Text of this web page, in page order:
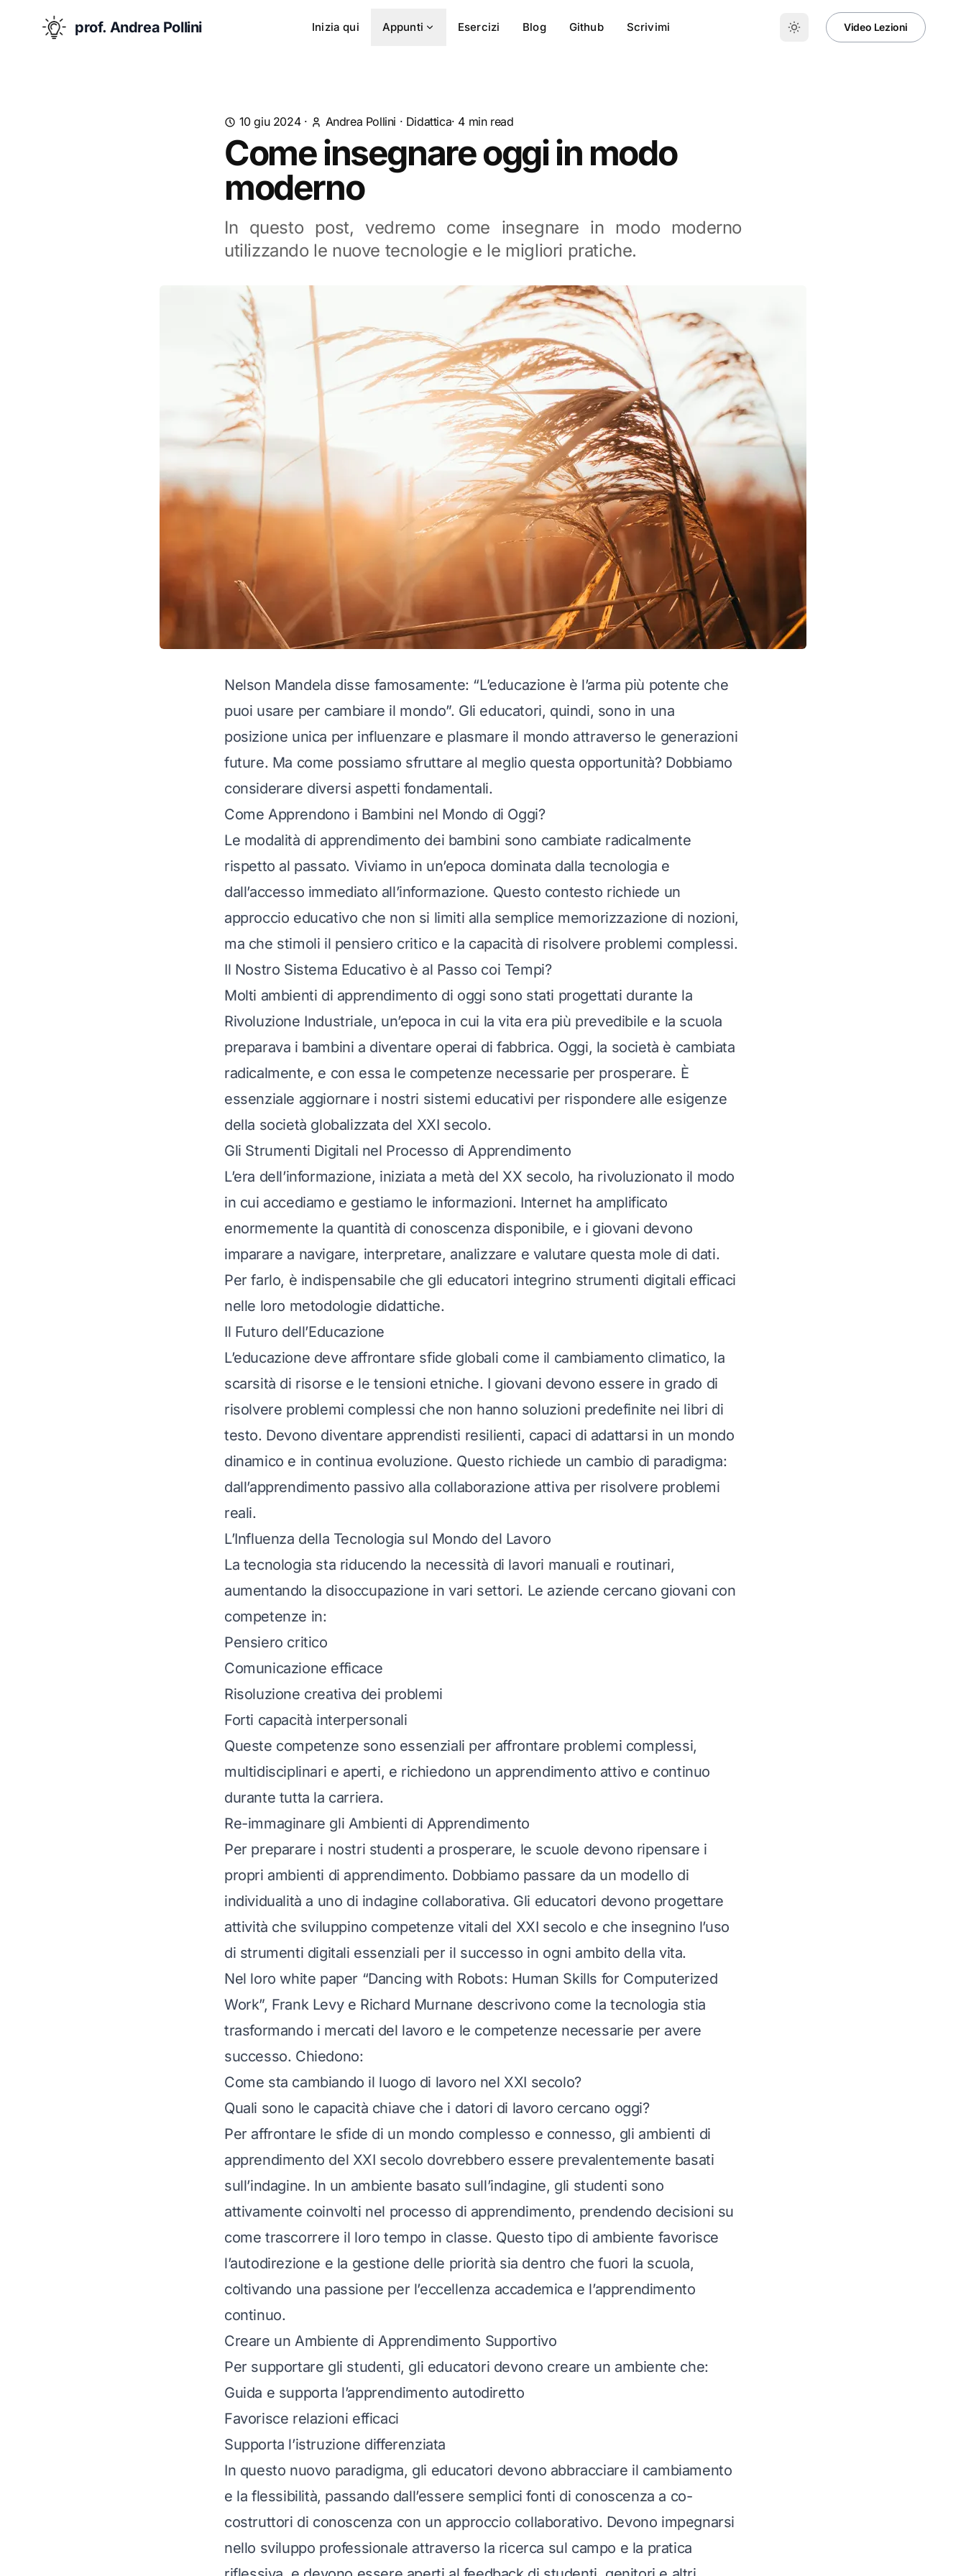
prof. Andrea Pollini Inizia qui Appunti Esercizi Blog Github Scrivimi Video Lezioni
10 giu 2024· Andrea Pollini · Didattica· 4 min read
Come insegnare oggi in modo
moderno
In questo post, vedremo come insegnare in modo moderno
utilizzando le nuove tecnologie e le migliori pratiche.
Nelson Mandela disse famosamente: “L’educazione è l’arma più potente che
puoi usare per cambiare il mondo”. Gli educatori, quindi, sono in una
posizione unica per influenzare e plasmare il mondo attraverso le generazioni
future. Ma come possiamo sfruttare al meglio questa opportunità? Dobbiamo
considerare diversi aspetti fondamentali.
Come Apprendono i Bambini nel Mondo di Oggi?
Le modalità di apprendimento dei bambini sono cambiate radicalmente
rispetto al passato. Viviamo in un’epoca dominata dalla tecnologia e
dall’accesso immediato all’informazione. Questo contesto richiede un
approccio educativo che non si limiti alla semplice memorizzazione di nozioni,
ma che stimoli il pensiero critico e la capacità di risolvere problemi complessi.
Il Nostro Sistema Educativo è al Passo coi Tempi?
Molti ambienti di apprendimento di oggi sono stati progettati durante la
Rivoluzione Industriale, un’epoca in cui la vita era più prevedibile e la scuola
preparava i bambini a diventare operai di fabbrica. Oggi, la società è cambiata
radicalmente, e con essa le competenze necessarie per prosperare. È
essenziale aggiornare i nostri sistemi educativi per rispondere alle esigenze
della società globalizzata del XXI secolo.
Gli Strumenti Digitali nel Processo di Apprendimento
L’era dell’informazione, iniziata a metà del XX secolo, ha rivoluzionato il modo
in cui accediamo e gestiamo le informazioni. Internet ha amplificato
enormemente la quantità di conoscenza disponibile, e i giovani devono
imparare a navigare, interpretare, analizzare e valutare questa mole di dati.
Per farlo, è indispensabile che gli educatori integrino strumenti digitali efficaci
nelle loro metodologie didattiche.
Il Futuro dell’Educazione
L’educazione deve affrontare sfide globali come il cambiamento climatico, la
scarsità di risorse e le tensioni etniche. I giovani devono essere in grado di
risolvere problemi complessi che non hanno soluzioni predefinite nei libri di
testo. Devono diventare apprendisti resilienti, capaci di adattarsi in un mondo
dinamico e in continua evoluzione. Questo richiede un cambio di paradigma:
dall’apprendimento passivo alla collaborazione attiva per risolvere problemi
reali.
L’Influenza della Tecnologia sul Mondo del Lavoro
La tecnologia sta riducendo la necessità di lavori manuali e routinari,
aumentando la disoccupazione in vari settori. Le aziende cercano giovani con
competenze in:
Pensiero critico
Comunicazione efficace
Risoluzione creativa dei problemi
Forti capacità interpersonali
Queste competenze sono essenziali per affrontare problemi complessi,
multidisciplinari e aperti, e richiedono un apprendimento attivo e continuo
durante tutta la carriera.
Re-immaginare gli Ambienti di Apprendimento
Per preparare i nostri studenti a prosperare, le scuole devono ripensare i
propri ambienti di apprendimento. Dobbiamo passare da un modello di
individualità a uno di indagine collaborativa. Gli educatori devono progettare
attività che sviluppino competenze vitali del XXI secolo e che insegnino l’uso
di strumenti digitali essenziali per il successo in ogni ambito della vita.
Nel loro white paper “Dancing with Robots: Human Skills for Computerized
Work”, Frank Levy e Richard Murnane descrivono come la tecnologia stia
trasformando i mercati del lavoro e le competenze necessarie per avere
successo. Chiedono:
Come sta cambiando il luogo di lavoro nel XXI secolo?
Quali sono le capacità chiave che i datori di lavoro cercano oggi?
Per affrontare le sfide di un mondo complesso e connesso, gli ambienti di
apprendimento del XXI secolo dovrebbero essere prevalentemente basati
sull’indagine. In un ambiente basato sull’indagine, gli studenti sono
attivamente coinvolti nel processo di apprendimento, prendendo decisioni su
come trascorrere il loro tempo in classe. Questo tipo di ambiente favorisce
l’autodirezione e la gestione delle priorità sia dentro che fuori la scuola,
coltivando una passione per l’eccellenza accademica e l’apprendimento
continuo.
Creare un Ambiente di Apprendimento Supportivo
Per supportare gli studenti, gli educatori devono creare un ambiente che:
Guida e supporta l’apprendimento autodiretto
Favorisce relazioni efficaci
Supporta l’istruzione differenziata
In questo nuovo paradigma, gli educatori devono abbracciare il cambiamento
e la flessibilità, passando dall’essere semplici fonti di conoscenza a co-
costruttori di conoscenza con un approccio collaborativo. Devono impegnarsi
nello sviluppo professionale attraverso la ricerca sul campo e la pratica